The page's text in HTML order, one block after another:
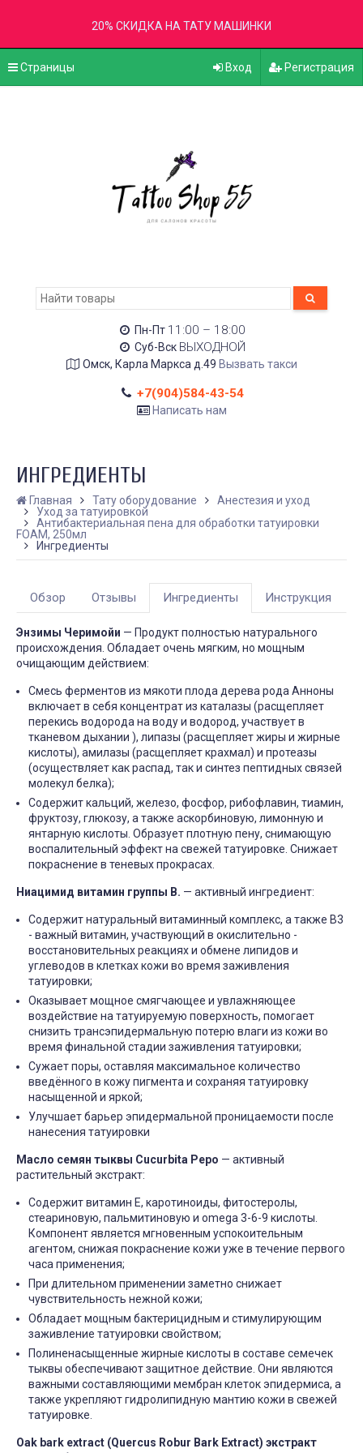
20% СКИДКА НА ТАТУ МАШИНКИ
Страницы Вход Регистрация
Пн-Пт 11:00 – 18:00
Суб-Вск ВЫХОДНОЙ
Омск, Карла Маркса д.49 Вызвать такси
+7(904)584-43-54
Написать нам
КАК ПРАВИЛЬНО И ДЛЯ ЧЕГО
ДЕЛАТЬ КАРБОНОВЫЙ ПИЛИНГ
Дата:28.02.2024
Карбоновый пилинг – это
инновационная
косметологическая процедура,
предназначенная для
улучшения...
ЧИТАТЬ ДАЛЕЕ →
КАК ПРАВИЛЬНО
ИСПОЛЬЗОВАТЬ
Дата:
личности, искусство
и...
Гель для перевода
(трансфера) Transferillo®
сеанса
одного стика 5 мл хватило
на 5 больших работ,
держится очень хорошо,
рекомендую.
Анна Л.
5 октября 2023 12:19
(трансфера)
Хорошо переводит, при
высыхании стирается
быстро. Хороший гель,
давно пользуемся!!
ИНГРЕДИЕНТЫ
Главная Тату оборудование
Анестезия и уход
Уход за татуировкой
Антибактериальная пена для обработки татуировки
FOAM, 250мл
Ингредиенты
Обзор Отзывы Ингредиенты Инструкция
Энзимы Черимойи — Продукт полностью натурального
происхождения. Обладает очень мягким, но мощным
очищающим действием:
Смесь ферментов из мякоти плода дерева рода Анноны
включает в себя концентрат из каталазы (расщепляет
перекись водорода на воду и водород, участвует в
тканевом дыхании ), липазы (расщепляет жиры и жирные
кислоты), амилазы (расщепляет крахмал) и протеазы
(осуществляет как распад, так и синтез пептидных связей
молекул белка);
Содержит кальций, железо, фосфор, рибофлавин, тиамин,
фруктозу, глюкозу, а также аскорбиновую, лимонную и
янтарную кислоты. Образует плотную пену, снимающую
воспалительный эффект на свежей татуировке. Снижает
покраснение в теневых прокрасах.
Ниацимид витамин группы B. — активный ингредиент:
Содержит натуральный витаминный комплекс, а также B3
- важный витамин, участвующий в окислительно -
восстановительных реакциях и обмене липидов и
углеводов в клетках кожи во время заживления
татуировки;
Оказывает мощное смягчающее и увлажняющее
воздействие на татуируемую поверхность, помогает
снизить трансэпидермальную потерю влаги из кожи во
время финальной стадии заживления татуировки;
Сужает поры, оставляя максимальное количество
введённого в кожу пигмента и сохраняя татуировку
насыщенной и яркой;
Улучшает барьер эпидермальной проницаемости после
нанесения татуировки
Масло семян тыквы Cucurbita Pepo — активный
растительный экстракт:
Содержит витамин Е, каротиноиды, фитостеролы,
стеариновую, пальмитиновую и omega 3-6-9 кислоты.
Компонент является мгновенным успокоительным
агентом, снижая покраснение кожи уже в течение первого
часа применения;
При длительном применении заметно снижает
чувствительность нежной кожи;
Обладает мощным бактерицидным и стимулирующим
заживление татуировки свойством;
Полиненасыщенные жирные кислоты в составе семечек
тыквы обеспечивают защитное действие. Они являются
важными составляющими мембран клеток эпидермиса, а
также укрепляют гидролипидную мантию кожи в свежей
татуировке.
Oak bark extract (Quercus Robur Bark Extract) экстракт